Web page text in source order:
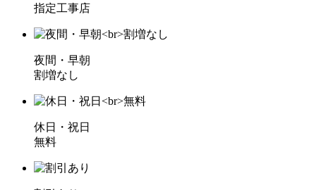
指定工事店
夜間・早朝
割増なし
休日・祝日
無料